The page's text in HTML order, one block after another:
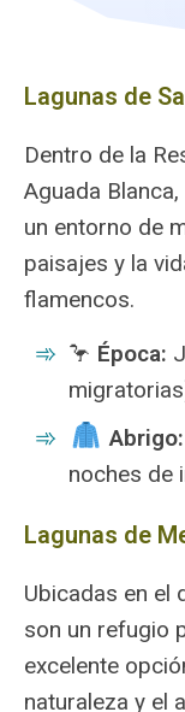
Lagunas de
Dentro de la
Aguada
un entorno de
paisajes y la
flamencos.
🦩 Época:
Abrigo:
noches de
Lagunas de
Ubicadas en el
son un refugio
excelente
naturaleza y el